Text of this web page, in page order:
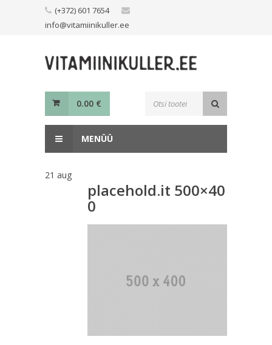
(+372) 601 7654
info@vitamiinikuller.ee
0.00 €
MENÜÜ
21 aug
placehold.it 500×40
0